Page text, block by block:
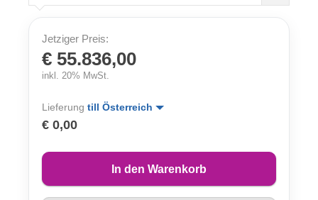
Jetziger Preis:
€ 55.836,00
inkl. 20% MwSt.
Lieferung till Österreich
€ 0,00
In den Warenkorb